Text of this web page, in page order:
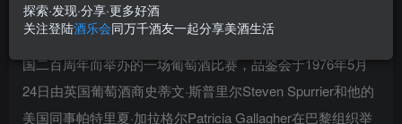
1976年的巴黎葡萄酒品鉴会又称巴黎评判，是为纪念美国建
国二百周年而举办的一场葡萄酒比赛，品鉴会于1976年5月
24日由英国葡萄酒商史蒂文·斯普里尔Steven Spurrier和他的
美国同事帕特里夏·加拉格尔Patricia Gallagher在巴黎组织举
探索·发现·分享·更多好酒
关注登陆酒乐会同万千酒友一起分享美酒生活